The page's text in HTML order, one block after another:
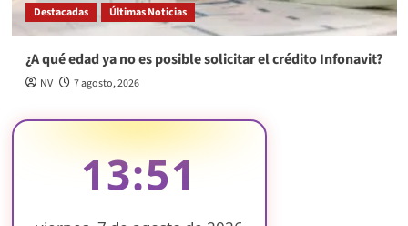
Destacadas Últimas Noticias
¿A qué edad ya no es posible solicitar el crédito Infonavit?
NV 7 agosto, 2026
13:51